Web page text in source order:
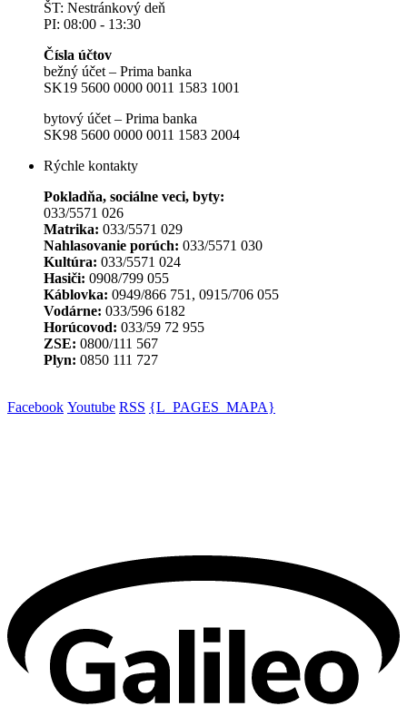
ŠT: Nestránkový deň
PI: 08:00 - 13:30
Čísla účtov
bežný účet – Prima banka
SK19 5600 0000 0011 1583 1001
bytový účet – Prima banka
SK98 5600 0000 0011 1583 2004
Rýchle kontakty
Pokladňa, sociálne veci, byty:
033/5571 026
Matrika: 033/5571 029
Nahlasovanie porúch: 033/5571 030
Kultúra: 033/5571 024
Hasiči: 0908/799 055
Káblovka: 0949/866 751, 0915/706 055
Vodárne: 033/596 6182
Horúcovod: 033/59 72 955
ZSE: 0800/111 567
Plyn: 0850 111 727
Facebook Youtube RSS {L_PAGES_MAPA}